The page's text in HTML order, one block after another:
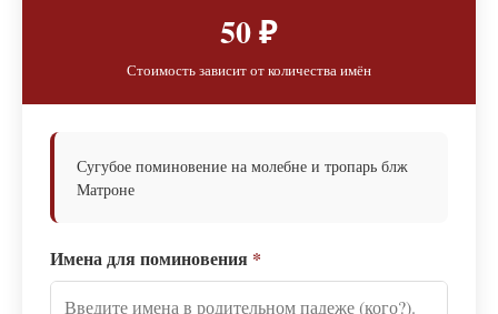
50 ₽
Стоимость зависит от количества имён
Сугубое поминовение на молебне и тропарь блж
Матроне
Имена для поминовения *